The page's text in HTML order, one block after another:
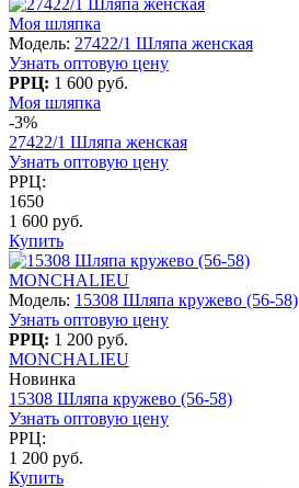
Моя шляпка
Модель: 27422/1 Шляпа женская
Узнать оптовую цену
РРЦ: 1 600 руб.
Моя шляпка
-3%
27422/1 Шляпа женская
Узнать оптовую цену
РРЦ:
1650
1 600 руб.
Купить
MONCHALIEU
Модель: 15308 Шляпа кружево (56-58)
Узнать оптовую цену
РРЦ: 1 200 руб.
MONCHALIEU
Новинка
15308 Шляпа кружево (56-58)
Узнать оптовую цену
РРЦ:
1 200 руб.
Купить